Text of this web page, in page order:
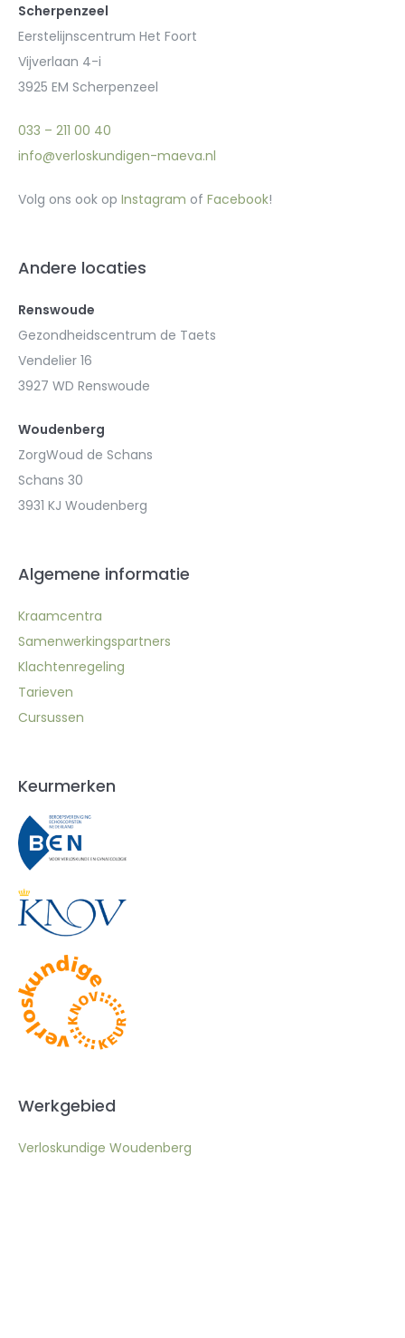
Scherpenzeel
Eerstelijnscentrum Het Foort
Vijverlaan 4-i
3925 EM Scherpenzeel
033 – 211 00 40
info@verloskundigen-maeva.nl
Volg ons ook op Instagram of Facebook!
Andere locaties
Renswoude
Gezondheidscentrum de Taets
Vendelier 16
3927 WD Renswoude
Woudenberg
ZorgWoud de Schans
Schans 30
3931 KJ Woudenberg
Algemene informatie
Kraamcentra
Samenwerkingspartners
Klachtenregeling
Tarieven
Cursussen
Keurmerken
Werkgebied
Verloskundige Woudenberg